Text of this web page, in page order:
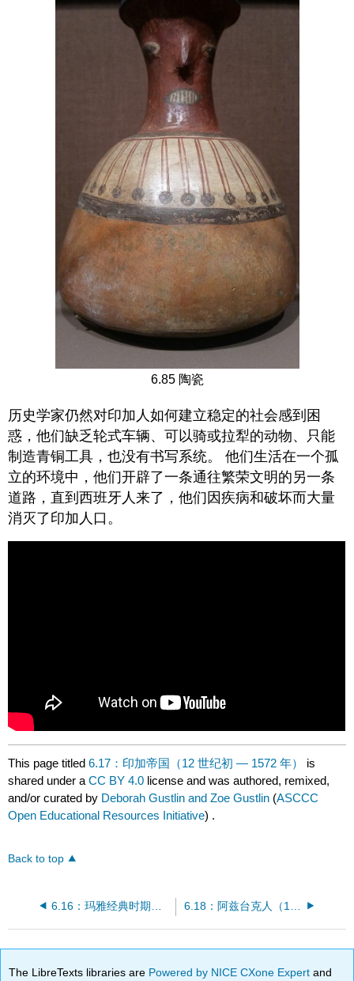
6.85 陶瓷
历史学家仍然对印加人如何建立稳定的社会感到困
惑，他们缺乏轮式车辆、可以骑或拉犁的动物、只能
制造青铜工具，也没有书写系统。 他们生活在一个孤
立的环境中，他们开辟了一条通往繁荣文明的另一条
道路，直到西班牙人来了，他们因疾病和破坏而大量
消灭了印加人口。
This page titled6.17：印加帝国（12 世纪初 — 1572 年）
is
shared under aCC BY 4.0 license and was authored, remixed,
and/or curated by Deborah Gustlin and Zoe Gustlin (ASCCC
Open Educational Resources Initiative) .
Back to top
The LibreTexts libraries are Powered by NICE CXone Expertand